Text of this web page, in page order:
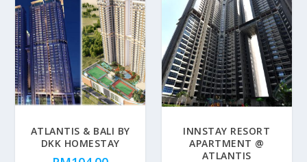
ATLANTIS & BALI BY
DKK HOMESTAY
INNSTAY RESORT
APARTMENT @
ATLANTIS